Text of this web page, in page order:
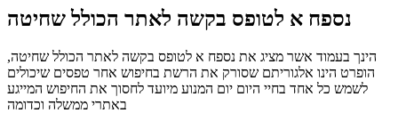
נספח א לטופס בקשה לאתר הכולל שחיטה
הינך בעמוד אשר מציג את נספח א לטופס בקשה לאתר הכולל שחיטה,
הופרט הינו אלגוריתם שסורק את הרשת בחיפוש אחר טפסים שיכולים
לשמש כל אחד בחיי היום יום המנוע מיועד לחסוך את החיפוש המייגע
באתרי ממשלה וכדומה